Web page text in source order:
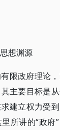
想渊源
限政府理论
主要目标是
建立权力受
所讲的“政府